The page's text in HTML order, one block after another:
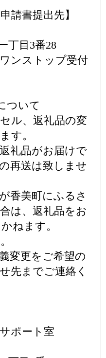
請書提出先】
丁目3番28
ンストップ受付
ついて
ル、返礼品の変
す。
礼品がお届けで
再送は致しませ
香美町にふるさ
は、返礼品をお
ねます。
変更をご希望の
先までご連絡く
ポート室